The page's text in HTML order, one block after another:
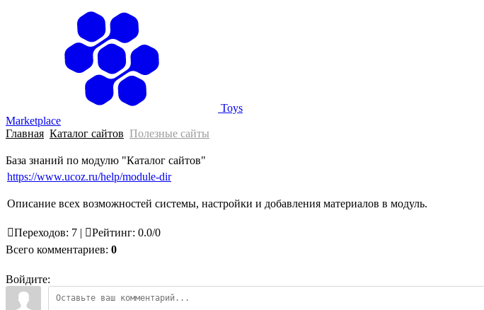
Toys
Marketplace
Главная Каталог сайтов Полезные сайты
База знаний по модулю "Каталог сайтов"
https://www.ucoz.ru/help/module-dir
Описание всех возможностей системы, настройки и добавления материалов в модуль.
Переходов: 7 | Рейтинг: 0.0/0
Всего комментариев: 0
Войдите: